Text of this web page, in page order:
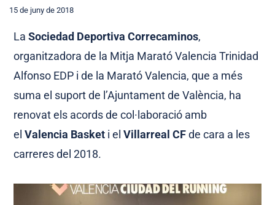
15 de juny de 2018
LaSociedad Deportiva Correcaminos,
organitzadora de la Mitja Marató Valencia Trinidad
Alfonso EDP i de la Marató Valencia, que a més
suma el suport de l’Ajuntament de València, ha
renovat els acords de col·laboració amb
elValencia Basket i elVillarreal CFde cara a les
carreres del 2018.